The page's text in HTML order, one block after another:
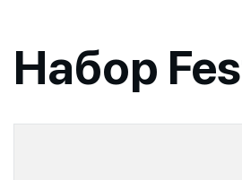
Набор